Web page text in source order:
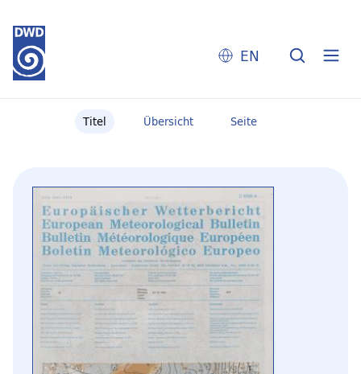
EN
Titel Übersicht Seite